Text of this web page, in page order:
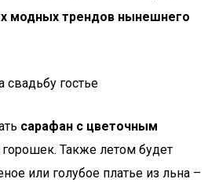
модных трендов нынешнего
гостье
сарафан с цветочным
Также летом будет
или голубое платье из льна –